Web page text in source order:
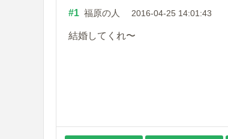
#1 福原の人 2016-04-25 14:01:43
結婚してくれ〜